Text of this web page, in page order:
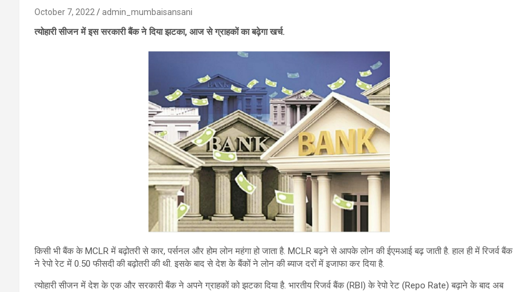
October 7, 2022 admin_mumbaisansani
त्योहारी सीजन में इस सरकारी बैंक ने दिया झटका, आज से ग्राहकों का बढ़ेगा खर्च.
किसी भी बैंक के MCLR में बढ़ोतरी से कार, पर्सनल और होम लोन महंगा हो जाता है. MCLR बढ़ने से आपके लोन की ईएमआई बढ़ जाती है. हाल ही में रिजर्व बैंक
ने रेपो रेट में 0.50 फीसदी की बढ़ोतरी की थी. इसके बाद से देश के बैंकों ने लोन की ब्याज दरों में इजाफा कर दिया है.
त्योहारी सीजन में देश के एक और सरकारी बैंक ने अपने ग्राहकों को झटका दिया है. भारतीय रिजर्व बैंक (RBI) के रेपो रेट (Repo Rate) बढ़ाने के बाद अब